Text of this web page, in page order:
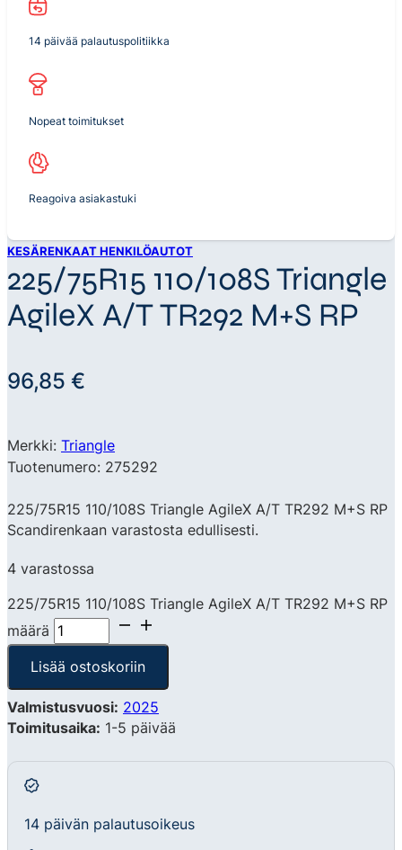
14 päivää palautuspolitiikka
Nopeat toimitukset
Reagoiva asiakastuki
KESÄRENKAAT HENKILÖAUTOT
225/75R15 110/108S Triangle
AgileX A/T TR292 M+S RP
96,85 €
Merkki: Triangle
Tuotenumero: 275292
225/75R15 110/108S Triangle AgileX A/T TR292 M+S RP
Scandirenkaan varastosta edullisesti.
4 varastossa
225/75R15 110/108S Triangle AgileX A/T TR292 M+S RP
määrä
Lisää ostoskoriin
Valmistusvuosi: 2025
Toimitusaika: 1-5 päivää
14 päivän palautusoikeus